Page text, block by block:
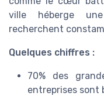
ville héberge
recherchent
Quelques chiffres :
70% des
entreprises sont